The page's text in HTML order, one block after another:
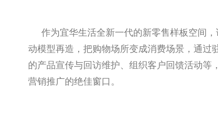
作为宜华生活全新一代的新零售样板空间
动模型再造，把购物场所变成消费场景，通过
的产品宣传与回访维护、组织客户回馈活动等
营销推广的绝佳窗口。